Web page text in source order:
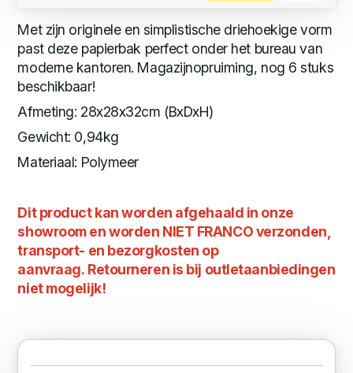
Met zijn originele en simplistische driehoekige vorm
past deze papierbak perfect onder het bureau van
moderne kantoren. Magazijnopruiming, nog 6 stuks
beschikbaar!
Afmeting: 28x28x32cm (BxDxH)
Gewicht: 0,94kg
Materiaal: Polymeer
Dit product kan worden afgehaald in onze
showroom en worden NIET FRANCO verzonden,
transport- en bezorgkosten op
aanvraag. Retourneren is bij outletaanbiedingen
niet mogelijk!